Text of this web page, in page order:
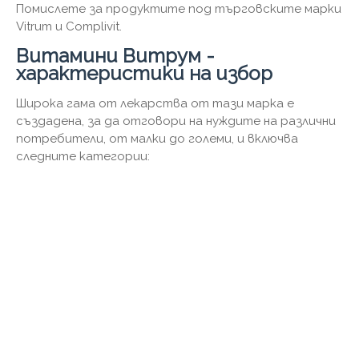
Помислете за продуктите под търговските марки
Vitrum и Complivit.
Витамини Витрум -
характеристики на избор
Широка гама от лекарства от тази марка е
създадена, за да отговори на нуждите на различни
потребители, от малки до големи, и включва
следните категории: